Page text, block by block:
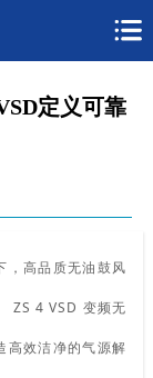
定义可靠
，高品质无油鼓风
ZS 4 VSD 变频无
高效洁净的气源解